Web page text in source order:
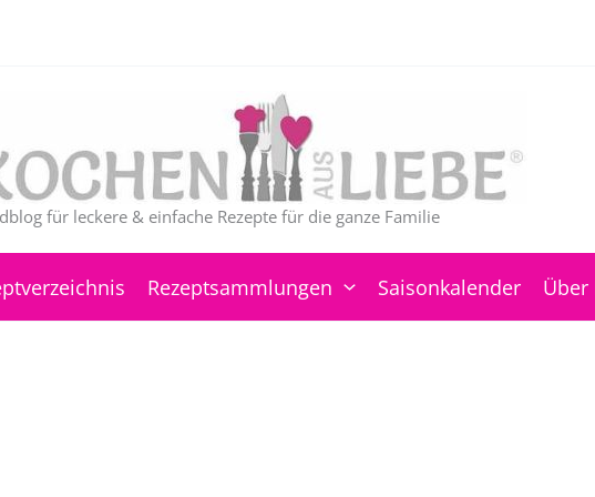
für leckere & einfache Rezepte für die ganze Familie
Rezeptsammlungen Saisonkalender Über